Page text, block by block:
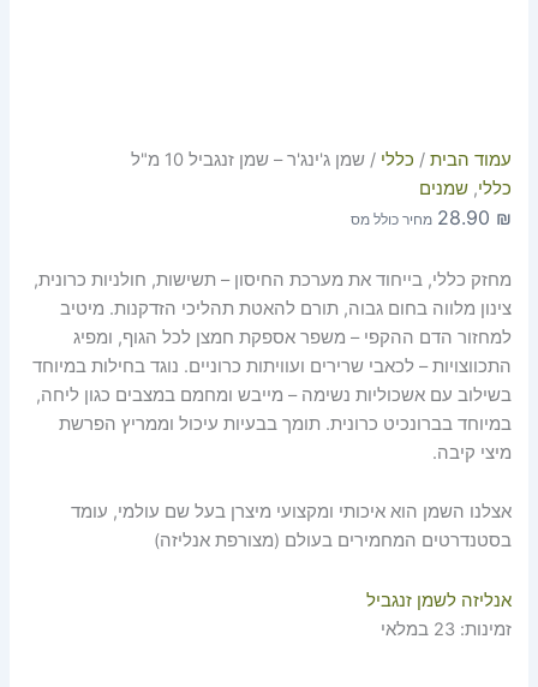
עמוד הבית / כללי / שמן ג'ינג'ר – שמן זנגביל 10 מ"ל
כללי,שמנים
28.90 ₪ מחיר כולל מס
מחזק כללי, בייחוד את מערכת החיסון – תשישות, חולניות כרונית,
צינון מלווה בחום גבוה, תורם להאטת תהליכי הזדקנות. מיטיב
למחזור הדם ההקפי – משפר אספקת חמצן לכל הגוף, ומפיג
התכווצויות – לכאבי שרירים ועוויתות כרוניים. נוגד בחילות במיוחד
בשילוב עם אשכוליות נשימה – מייבש ומחמם במצבים כגון ליחה,
במיוחד בברונכיט כרונית. תומך בבעיות עיכול וממריץ הפרשת
מיצי קיבה.
אצלנו השמן הוא איכותי ומקצועי מיצרן בעל שם עולמי, עומד
בסטנדרטים המחמירים בעולם (מצורפת אנליזה)
אנליזה לשמן זנגביל
זמינות: 23 במלאי